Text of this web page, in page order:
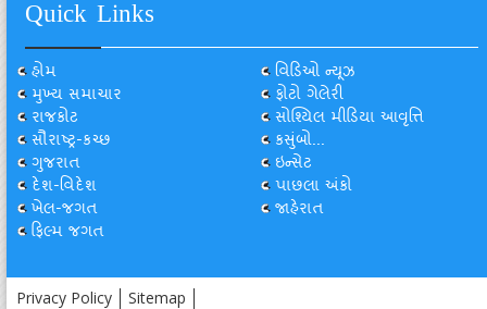
Quick Links
હોમ
મુખ્ય સમાચાર
રાજકોટ
સૌરાષ્ટ્ર-કચ્છ
ગુજરાત
દેશ-વિદેશ
ખેલ-જગત
ફિલ્મ જગત
વિડિઓ ન્યૂઝ
ફોટો ગેલેરી
સોશ્યિલ મીડિયા આવૃત્તિ
કસુંબો...
ઇન્સેટ
પાછલા અંકો
જાહેરાત
Privacy Policy Sitemap